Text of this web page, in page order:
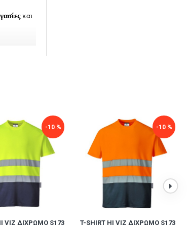
και
-10 %
VIZ ΔΊΧΡΩΜΟ S173
-10 %
T-SHIRT HI VIZ ΔΊΧΡΩΜΟ S173